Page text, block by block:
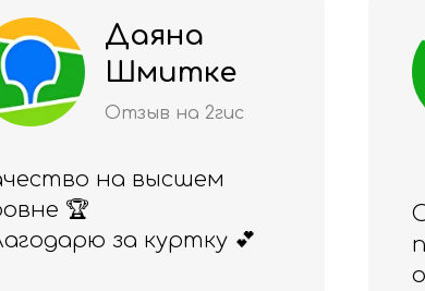
Алия
Рахимжано
ва
Отличный магазин,
понравился и товар, и